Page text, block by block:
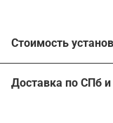
Стоимость
Расчитать
Доставка по СПб и